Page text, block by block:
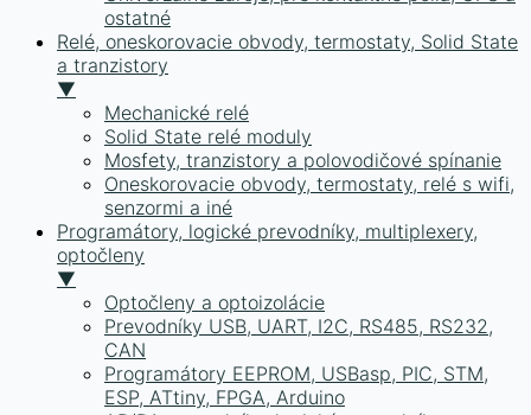
ostatné
Relé, oneskorovacie obvody, termostaty, Solid State
a tranzistory
▼
Mechanické relé
Solid State relé moduly
Mosfety, tranzistory a polovodičové spínanie
Oneskorovacie obvody, termostaty, relé s wifi,
senzormi a iné
Programátory, logické prevodníky, multiplexery,
optočleny
▼
Optočleny a optoizolácie
Prevodníky USB, UART, I2C, RS485, RS232,
CAN
Programátory EEPROM, USBasp, PIC, STM,
ESP, ATtiny, FPGA, Arduino